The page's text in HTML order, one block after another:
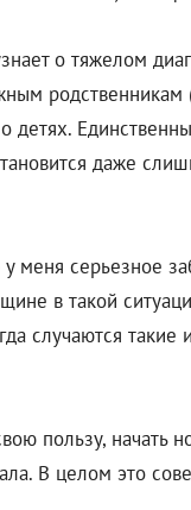
о тяжелом
родственникам
детях.
даже
меня серьезное
в такой
случаются такие
пользу, начать
В целом это